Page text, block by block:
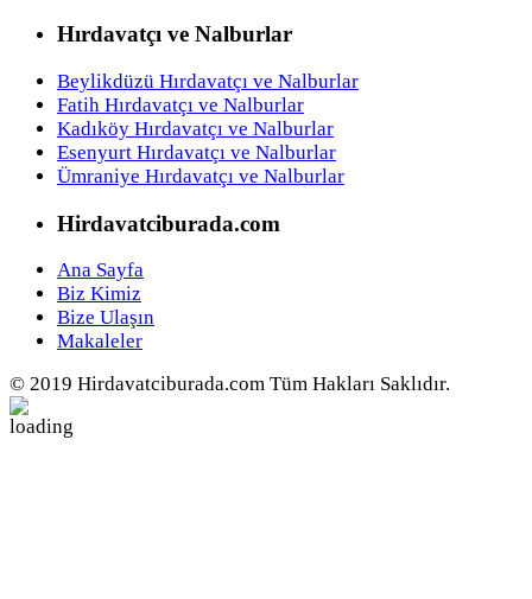
Hırdavatçı ve Nalburlar
Beylikdüzü Hırdavatçı ve Nalburlar
Fatih Hırdavatçı ve Nalburlar
Kadıköy Hırdavatçı ve Nalburlar
Esenyurt Hırdavatçı ve Nalburlar
Ümraniye Hırdavatçı ve Nalburlar
Hirdavatciburada.com
Ana Sayfa
Biz Kimiz
Bize Ulaşın
Makaleler
© 2019 Hirdavatciburada.com Tüm Hakları Saklıdır.